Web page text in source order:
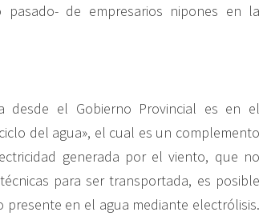
de empresarios nipones en la
el Gobierno Provincial es en el
del agua», el cual es un complemento
generada por el viento, que no
para ser transportada, es posible
en el agua mediante electrólisis.